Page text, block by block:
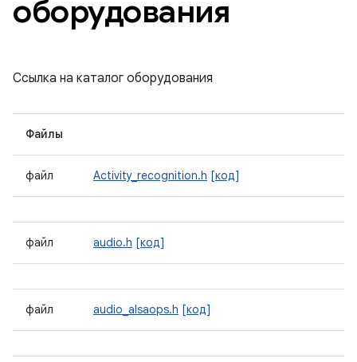
оборудования
Ссылка на каталог оборудования
Файлы
файл Activity_recognition.h [код]
файл audio.h [код]
файл audio_alsaops.h [код]